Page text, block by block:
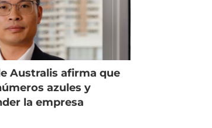
Australis afirma que
azules y
la empresa